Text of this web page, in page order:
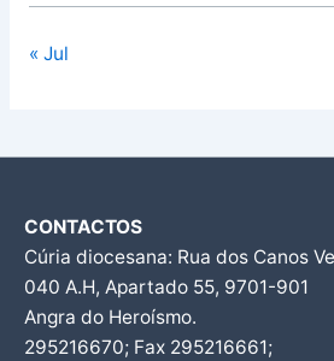
« Jul
CONTACTOS
Cúria diocesana: Rua dos Canos
040 A.H, Apartado 55, 9701-901
Angra do Heroísmo.
295216670; Fax 295216661;